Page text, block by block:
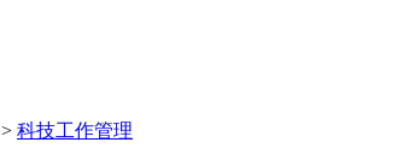
> 科技工作管理